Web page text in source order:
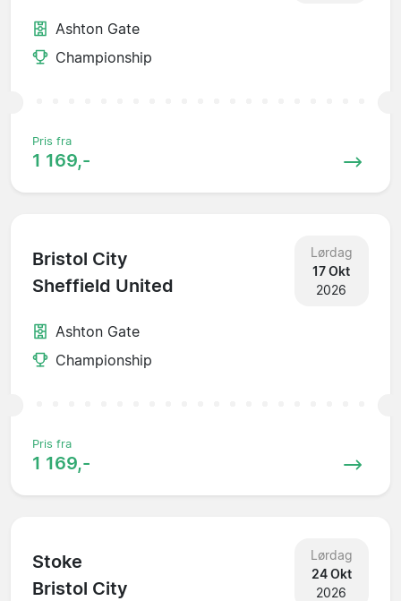
Ashton Gate
Championship
Pris fra
1 169,-
Bristol City
Sheffield United
Lørdag
17 Okt
2026
Ashton Gate
Championship
Pris fra
1 169,-
Stoke
Bristol City
Lørdag
24 Okt
2026